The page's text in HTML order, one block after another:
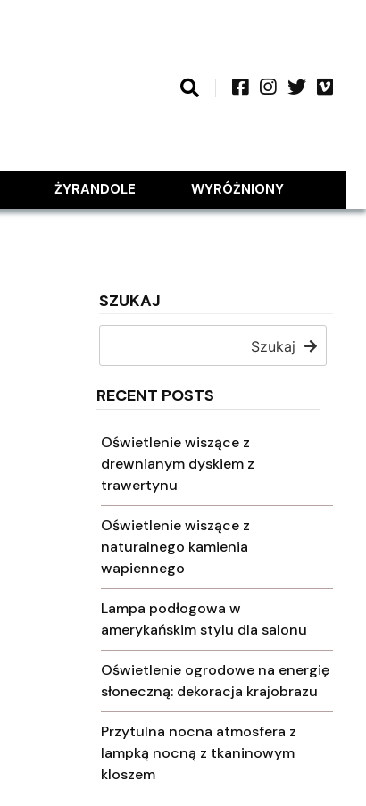
ŻYRANDOLE WYRÓŻNIONY
SZUKAJ
Szukaj
RECENT POSTS
Oświetlenie wiszące z
drewnianym dyskiem z
trawertynu
Oświetlenie wiszące z
naturalnego kamienia
wapiennego
Lampa podłogowa w
amerykańskim stylu dla salonu
Oświetlenie ogrodowe na energię
słoneczną: dekoracja krajobrazu
Przytulna nocna atmosfera z
lampką nocną z tkaninowym
kloszem